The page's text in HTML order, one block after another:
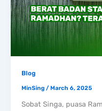
Blog
MinSing/March 6, 2025
Sobat Singa, puasa